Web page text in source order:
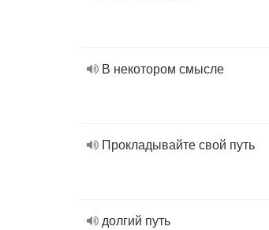
В некотором смысле
Прокладывайте свой путь
долгий путь